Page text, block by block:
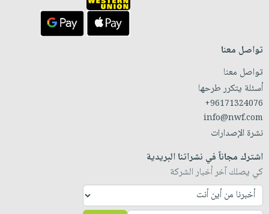
تواصل معنا
تواصل معنا
أسئلة يتكرر طرحها
+96171324076
info@nwf.com
نشرة الإصدارات
اشترك مجاناً في نشراتنا البريدية
كي يصلك آخر أخبار الشركة